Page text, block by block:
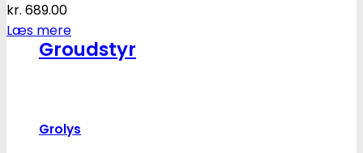
Groudstyr
Grolys
kr. 689.00
Læs mere